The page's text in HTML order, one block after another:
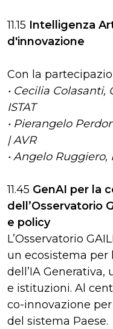
11.15 Intelligenza
d'innovazione
Con la
• Cecilia
ISTAT
• Pierangelo
| AVR
• Angelo
11.45 GenAI per la
dell’Osservatorio
e policy
L’Osservatorio
un ecosistema per
dell’IA
e istituzioni. Al
co-innovazione
del sistema Paese.